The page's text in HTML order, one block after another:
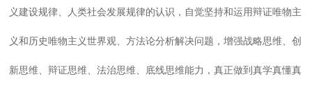
义建设规律、人类社会发展规律的认识，自觉坚持和运用辩证唯物主
义和历史唯物主义世界观、方法论分析解决问题，增强战略思维、创
新思维、辩证思维、法治思维、底线思维能力，真正做到真学真懂真